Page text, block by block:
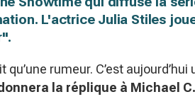
L'actrice Julia Stiles
qu’une rumeur. C’est
la réplique à Michael